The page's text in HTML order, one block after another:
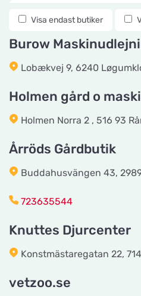
Knuttes Djurcenter
vetzoo.se
Frösundaviks Allé 1
Summerredvej 1
Tingholmgård dyrefoder
Visa endast butiker
Burow
Lobækvej 9, 6240
Holmen gård o
Holmen Norra 2 , 516 93
Årröds Gårdbutik
Buddahusvängen 43,
723635544
Knuttes Djurcenter
Konstmästaregatan 22,
vetzoo.se